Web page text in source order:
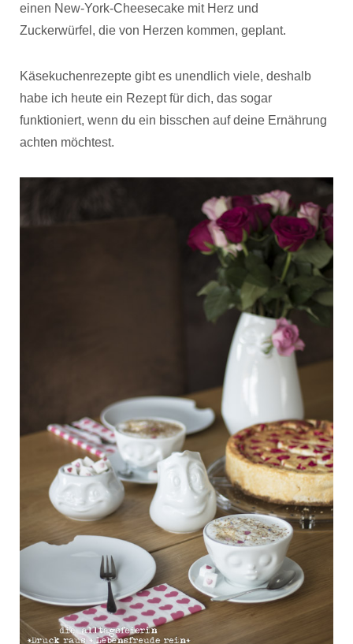
einen New-York-Cheesecake mit Herz und
Zuckerwürfel, die von Herzen kommen, geplant.
Käsekuchenrezepte gibt es unendlich viele, deshalb
habe ich heute ein Rezept für dich, das sogar
funktioniert, wenn du ein bisschen auf deine Ernährung
achten möchtest.